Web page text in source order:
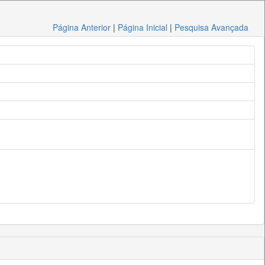
Página Anterior | Página Inicial | Pesquisa Avançada